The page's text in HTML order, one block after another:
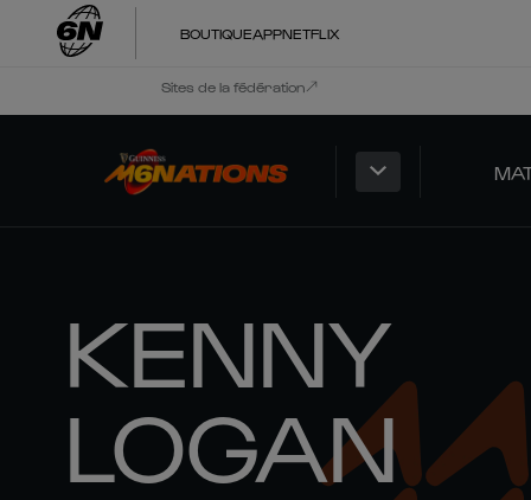
BOUTIQUEAPPNETFLIX
Sites de la fédération
KENNY
LOGAN